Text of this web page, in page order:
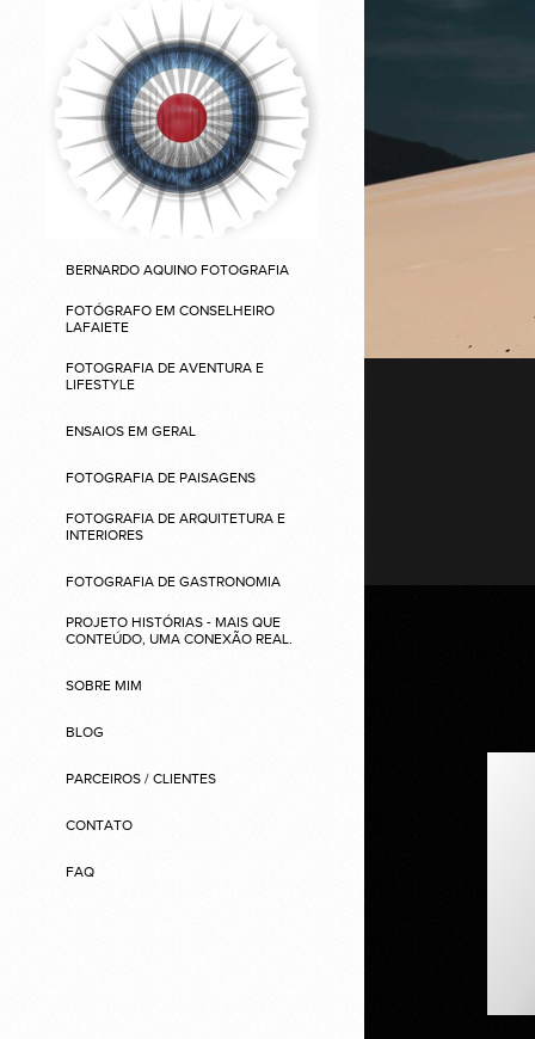
BERNARDO AQUINO FOTOGRAFIA
FOTÓGRAFO EM CONSELHEIRO
LAFAIETE
FOTOGRAFIA DE AVENTURA E
LIFESTYLE
ENSAIOS EM GERAL
FOTOGRAFIA DE PAISAGENS
FOTOGRAFIA DE ARQUITETURA E
INTERIORES
FOTOGRAFIA DE GASTRONOMIA
PROJETO HISTÓRIAS - MAIS QUE
CONTEÚDO, UMA CONEXÃO REAL.
SOBRE MIM
BLOG
PARCEIROS / CLIENTES
CONTATO
FAQ